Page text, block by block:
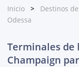
Inicio Destinos
Odessa
Terminales de
Champaign